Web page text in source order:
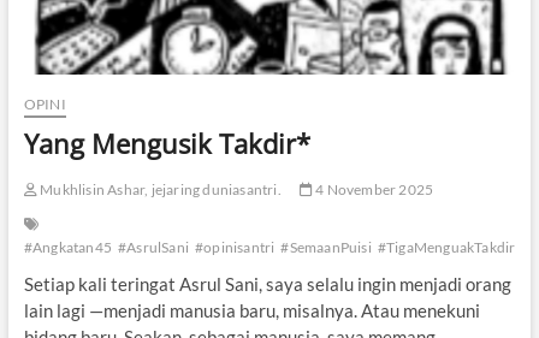
OPINI
Yang Mengusik Takdir*
Mukhlisin Ashar, jejaring duniasantri. 4 November 2025
#Angkatan45 #AsrulSani #opinisantri #SemaanPuisi #TigaMenguakTakdir
Setiap kali teringat Asrul Sani, saya selalu ingin menjadi orang
lain lagi —menjadi manusia baru, misalnya. Atau menekuni